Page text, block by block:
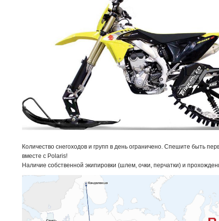
Количество снегоходов и групп в день ограничено. Спешите быть
вместе с Polaris!
Наличие собственной экипировки (шлем, очки, перчатки) и